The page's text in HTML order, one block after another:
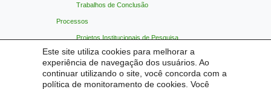
Este site utiliza cookies para melhorar a
experiência de navegação dos usuários. Ao
continuar utilizando o site, você concorda com a
política de monitoramento de cookies. Você
Trabalhos de Conclusão
Processos
Projetos Institucionais de Pesquisa
Projetos de Pós-Graduação
Referenciamentos
Transmissões